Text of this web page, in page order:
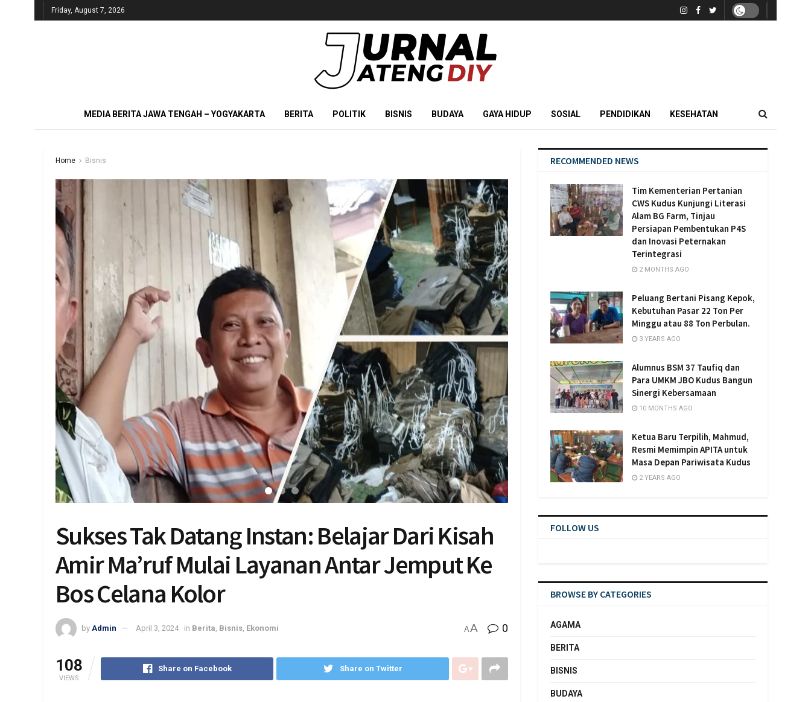
Friday, August 7, 2026
MEDIA BERITA JAWA TENGAH – YOGYAKARTA BERITA POLITIK BISNIS BUDAYA GAYA HIDUP SOSIAL PENDIDIKAN KESEHATAN
Home Bisnis
Sukses Tak Datang Instan: Belajar Dari Kisah
Amir Ma’ruf Mulai Layanan Antar Jemput Ke
Bos Celana Kolor
by Admin April 3, 2024 in Berita Bisnis Ekonomi AA 0
108
VIEWS
Share on Facebook Share on Twitter
RECOMMENDED NEWS
Tim Kementerian Pertanian
CWS Kudus Kunjungi Literasi
Alam BG Farm, Tinjau
Persiapan Pembentukan P4S
dan Inovasi Peternakan
Terintegrasi
2 MONTHS AGO
Peluang Bertani Pisang Kepok,
Kebutuhan Pasar 22 Ton Per
Minggu atau 88 Ton Perbulan.
3 YEARS AGO
Alumnus BSM 37 Taufiq dan
Para UMKM JBO Kudus Bangun
Sinergi Kebersamaan
10 MONTHS AGO
Ketua Baru Terpilih, Mahmud,
Resmi Memimpin APITA untuk
Masa Depan Pariwisata Kudus
2 YEARS AGO
FOLLOW US
BROWSE BY CATEGORIES
AGAMA
BERITA
BISNIS
BUDAYA